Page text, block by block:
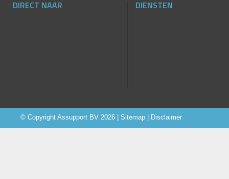
DIRECT NAAR DIENSTEN
© Copyright Assupport BV 2026 | Sitemap Disclaimer